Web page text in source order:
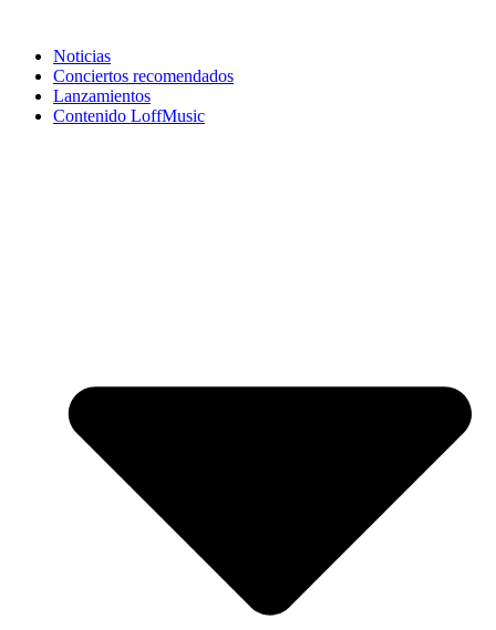
Noticias
Conciertos recomendados
Lanzamientos
Contenido LoffMusic